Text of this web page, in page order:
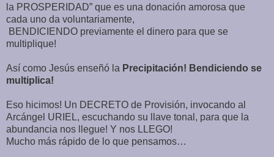
la PROSPERIDAD” que es una donación amorosa que
cada uno da voluntariamente,
BENDICIENDO previamente el dinero para que se
multiplique!
Así como Jesús enseñó la Precipitación! Bendiciendo se
multiplica!
Eso hicimos! Un DECRETO de Provisión, invocando al
Arcángel URIEL, escuchando su llave tonal, para que la
abundancia nos llegue! Y nos LLEGO!
Mucho más rápido de lo que pensamos…